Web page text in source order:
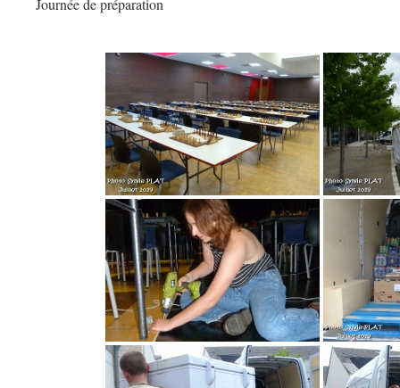
Journée de préparation